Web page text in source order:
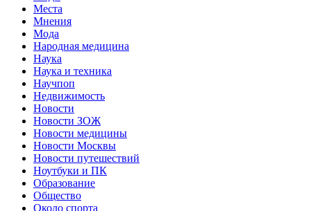
Места
Мнения
Мода
Народная медицина
Наука
Наука и техника
Научпоп
Недвижимость
Новости
Новости ЗОЖ
Новости медицины
Новости Москвы
Новости путешествий
Ноутбуки и ПК
Образование
Общество
Около спорта